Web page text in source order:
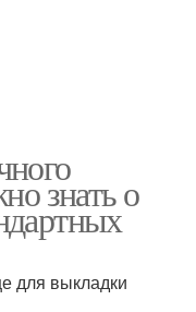
знать о
для выкладки